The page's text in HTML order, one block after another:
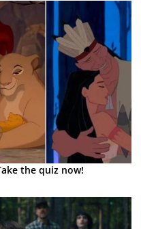
the quiz now!